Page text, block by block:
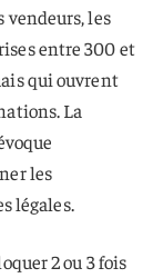
vendeurs, les
entre 300 et
qui ouvrent
La
les
légales.
2 ou 3 fois